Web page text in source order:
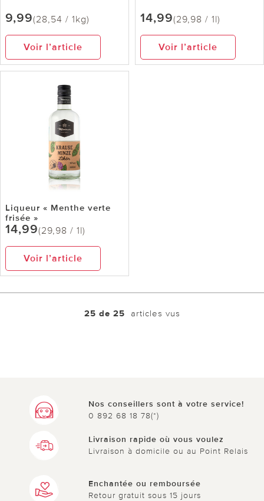
9,99(28,54 / 1kg)
Voir l’article
14,99(29,98 / 1l)
Voir l’article
Liqueur « Menthe verte
frisée »
14,99(29,98 / 1l)
Voir l’article
25 de 25 articles vus
Nos conseillers sont à votre service!
0 892 68 18 78(*)
Livraison rapide où vous voulez
Livraison à domicile ou au Point Relais
Enchantée ou remboursée
Retour gratuit sous 15 jours